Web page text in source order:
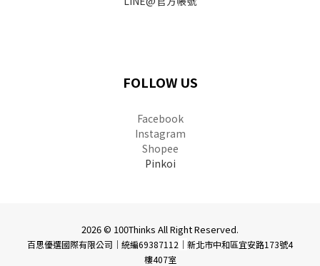
FOLLOW US
Facebook
Instagram
Shopee
Pinkoi
2026 © 100Thinks All Right Reserved.
百思優選國際有限公司｜統編69387112 ｜ 新北市中和區宜安路173號4
樓407室